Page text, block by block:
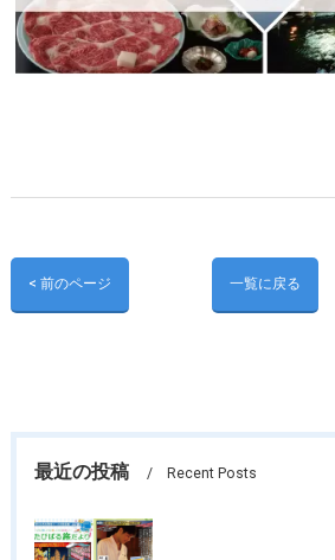
< 前のページ 一覧に戻る
最近の投稿 Recent Posts